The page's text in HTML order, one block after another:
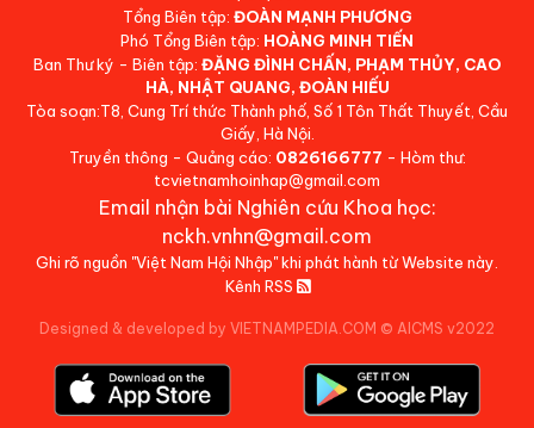
Tổng Biên tập: ĐOÀN MẠNH PHƯƠNG
Phó Tổng Biên tập: HOÀNG MINH TIẾN
Ban Thư ký - Biên tập: ĐẶNG ĐÌNH CHẤN, PHẠM THỦY, CAO
HÀ, NHẬT QUANG, ĐOÀN HIẾU
Tòa soạn:T8, Cung Trí thức Thành phố, Số 1 Tôn Thất Thuyết, Cầu
Giấy, Hà Nội.
Truyền thông - Quảng cáo: 0826166777 - Hòm thư:
tcvietnamhoinhap@gmail.com
Email nhận bài Nghiên cứu Khoa học:
nckh.vnhn@gmail.com
Ghi rõ nguồn "Việt Nam Hội Nhập" khi phát hành từ Website này.
Kênh RSS
Designed & developed by VIETNAMPEDIA.COM © AICMS v2022